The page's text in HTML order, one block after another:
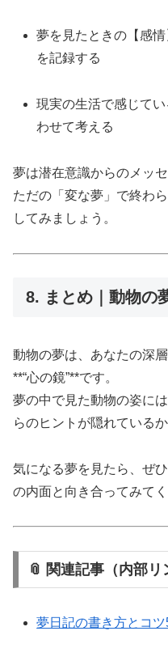
夢を見たときの【感情
を記録する
現実の生活で感じて
わせて考える
夢は潜在意識からのメッセ
ただの「変な夢」で終わ
してみましょう。
8. まとめ｜動物の
動物の夢は、あなたの深
**“心の鏡”**です。
夢の中で見た動物の姿に
らのヒントが隠れている
気になる夢を見たら、ぜ
の内面と向き合ってみてく
📎 関連記事（内部リ
夢日記の書き方とコ